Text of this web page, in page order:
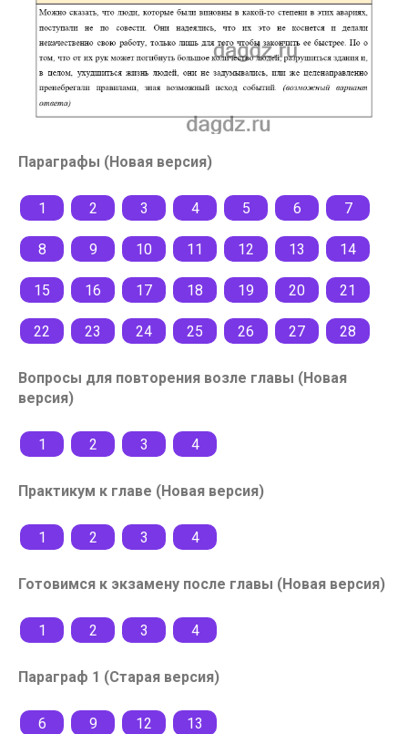
Параграфы (Новая версия)
1 2 3 4 5 6 7
8 9 10 11 12 13 14
15 16 17 18 19 20 21
22 23 24 25 26 27 28
Вопросы для повторения возле главы (Новая
версия)
1 2 3 4
Практикум к главе (Новая версия)
1 2 3 4
Готовимся к экзамену после главы (Новая версия)
1 2 3 4
Параграф 1 (Старая версия)
6 9 12 13